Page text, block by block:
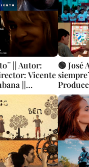
|| Autor:
Vicente
||
🟢 José